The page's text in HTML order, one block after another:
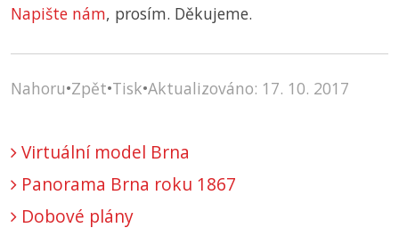
Napište nám, prosím. Děkujeme.
Nahoru•Zpět•Tisk•Aktualizováno: 17. 10. 2017
Virtuální model Brna
Panorama Brna roku 1867
Dobové plány